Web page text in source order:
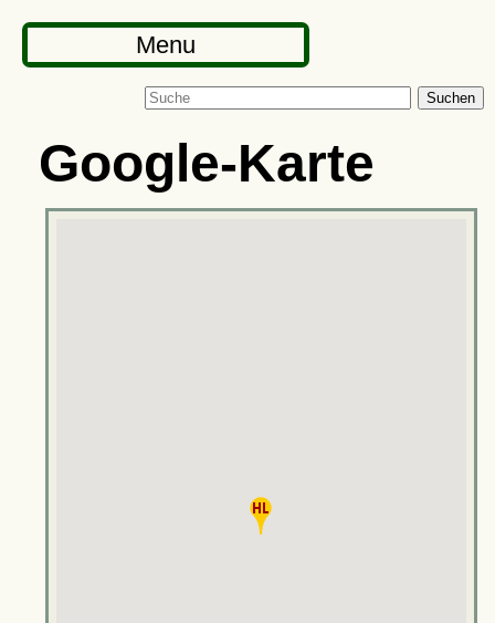
Menu
Suchen
Google-Karte